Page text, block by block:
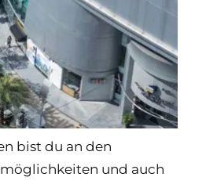
bist du an den
und auch